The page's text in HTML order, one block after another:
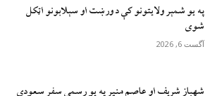
په یو شمېر ولایتونو کې د ورښت او سېلابونو اټکل
شوی
آگست 6, 2026
شهباز شریف او عاصم منیر په یو رسمي سفر سعودي